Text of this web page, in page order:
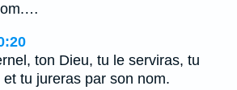
ton Dieu, tu le serviras, tu
tu jureras par son nom.